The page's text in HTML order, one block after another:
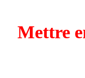
Mettre